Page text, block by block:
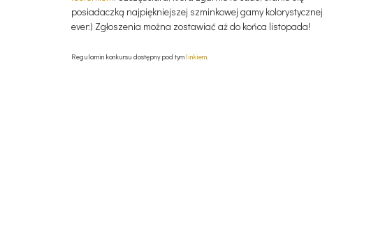
posiadaczką najpiękniejszej szminkowej gamy kolorystycznej
ever:) Zgłoszenia można zostawiać aż do końca listopada!
Regulamin konkursu dostępny pod tym linkiem